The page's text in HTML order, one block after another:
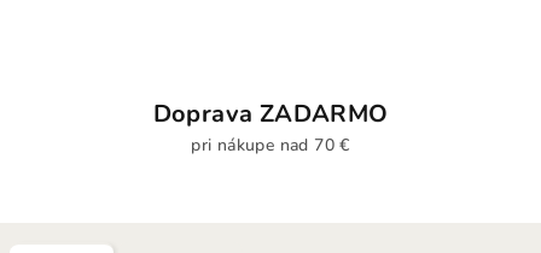
Doprava ZADARMO
pri nákupe nad 70 €